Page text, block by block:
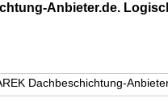
Anbieter.de.
Dachbeschichtung-